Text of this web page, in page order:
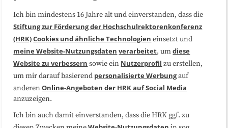
Über uns FAQ
Medienarbeit Kooperationen
Datenschutzerklärung Impressum
Sitemap
Ich bin mindestens 16 Jahre alt und einverstanden, dass die
Stiftung zur Förderung der Hochschulrektorenkonferenz
(HRK)Cookies und ähnliche Technologien einsetzt und
meine Website-Nutzungsdaten verarbeitet, umdiese
Website zu verbessern sowie ein Nutzerprofil zu erstellen,
um mir darauf basierend personalisierte Werbungauf
anderenOnline-Angeboten der HRK auf Social Media
anzuzeigen.
Ich bin auch damit einverstanden, dass die HRK ggf. zu